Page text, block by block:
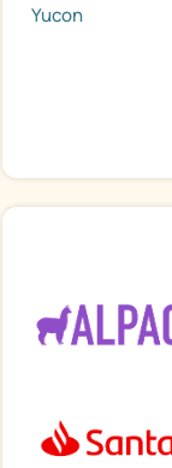
Yucon